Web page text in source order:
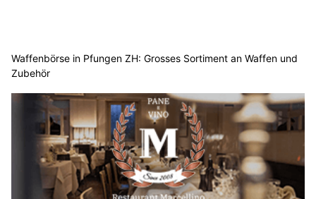
Waffenbörse in Pfungen ZH: Grosses Sortiment an Waffen und
Zubehör